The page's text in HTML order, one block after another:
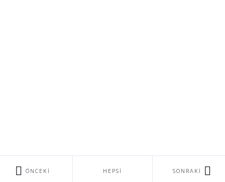
ÖNCEKI HEPSI SONRAKI